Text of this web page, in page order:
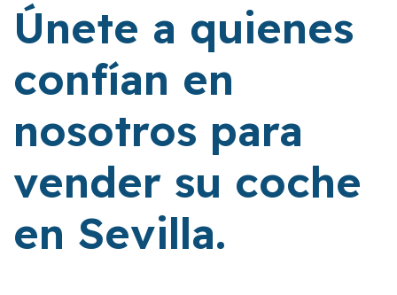
Únete a quienes
confían en
nosotros para
vender su coche
en Sevilla.